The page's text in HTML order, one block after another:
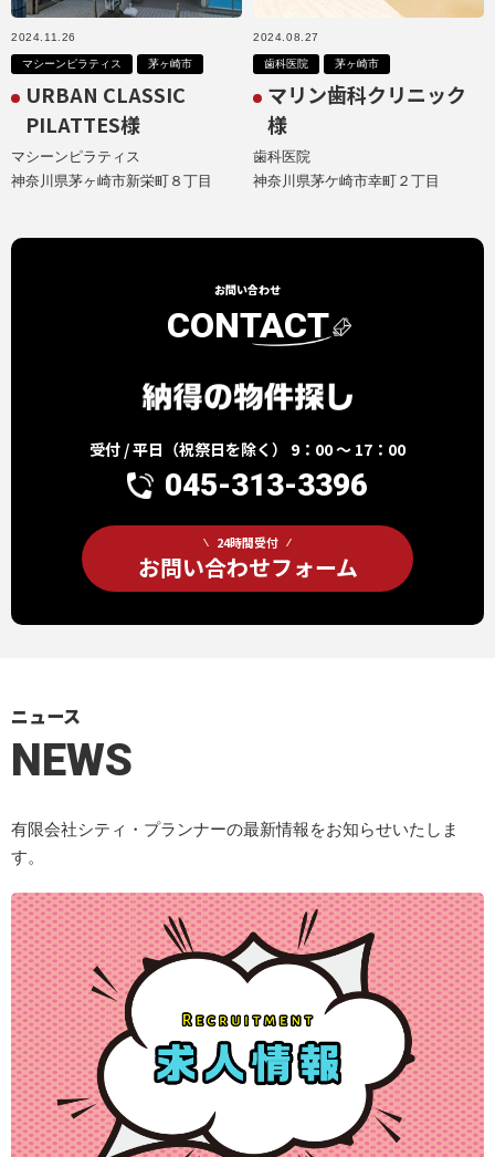
2024.11.26
マシーンピラティス 茅ヶ崎市
URBAN CLASSIC
PILATTES様
マシーンピラティス
神奈川県茅ヶ崎市新栄町８丁目
2024.08.27
歯科医院 茅ヶ崎市
マリン歯科クリニック
様
歯科医院
神奈川県茅ケ崎市幸町２丁目
お問い合わせ
CONTACT
受付 / 平日（祝祭日を除く） 9：00 ～ 17：00
045-313-3396
24時間受付
お問い合わせフォーム
ニュース
NEWS
有限会社シティ・プランナーの最新情報をお知らせいたしま
す。